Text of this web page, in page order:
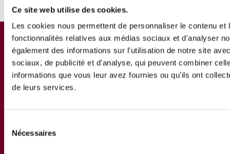
Ce site web utilise des cookies.
Les cookies nous permettent de personnaliser le contenu
fonctionnalités relatives aux médias sociaux et d'analyser
également des informations sur l'utilisation de notre site
sociaux, de publicité et d'analyse, qui peuvent combiner
informations que vous leur avez fournies ou qu'ils ont
de leurs services.
Nécessaires